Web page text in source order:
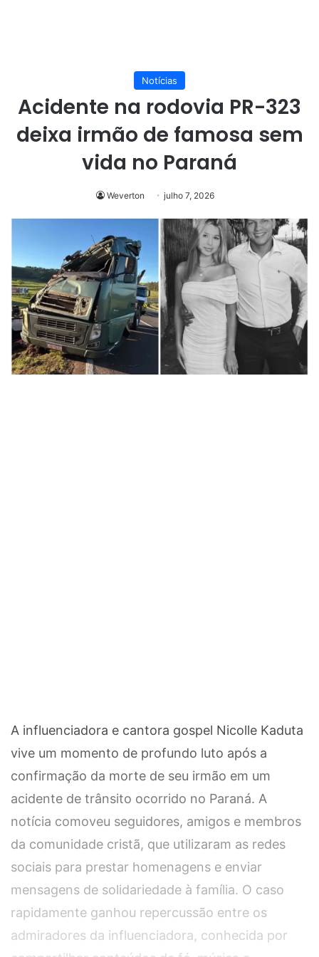
Notícias
Acidente na rodovia PR-323
deixa irmão de famosa sem
vida no Paraná
Weverton julho 7, 2026
A influenciadora e cantora gospel Nicolle Kaduta
vive um momento de profundo luto após a
confirmação da morte de seu irmão em um
acidente de trânsito ocorrido no Paraná. A
notícia comoveu seguidores, amigos e membros
da comunidade cristã, que utilizaram as redes
sociais para prestar homenagens e enviar
mensagens de solidariedade à família. O caso
rapidamente ganhou repercussão entre os
admiradores da influenciadora, conhecida por